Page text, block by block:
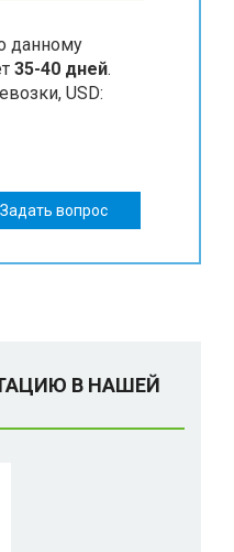
данному
35-40 дней.
USD:
вопрос
В НАШЕЙ